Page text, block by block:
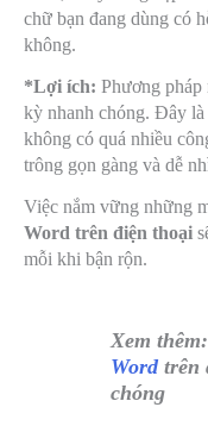
chữ bạn đang dùng có
không.
*Lợi ích: Phương pháp
kỳ nhanh chóng. Đây
không có quá nhiều
trông gọn gàng và dễ
Việc nắm vững những
Word trên điện thoại
mỗi khi bận rộn.
Xem thêm:
Wordtrên
chóng